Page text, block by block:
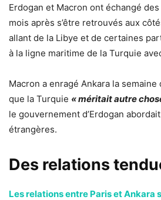
Erdogan et Macron ont échangé
mois après s’être retrouvés aux
allant de la Libye et de certaines
à la ligne maritime de la Turquie
Macron a enragé Ankara la
que la Turquie « méritait autre
le gouvernement d’Erdogan
étrangères.
Des relations
Les relations entre Paris et Ankara